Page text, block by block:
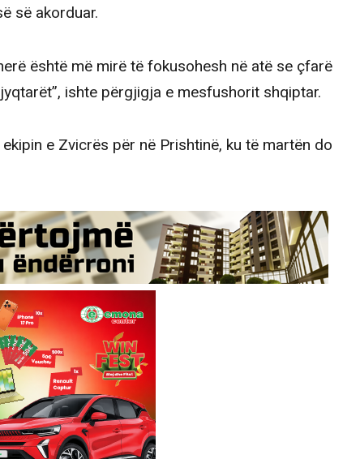
së akorduar.
është më mirë të fokusohesh në atë se çfarë
ishte përgjigja e mesfushorit shqiptar.
e Zvicrës për në Prishtinë, ku të martën do